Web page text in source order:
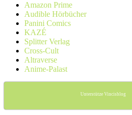
Amazon Prime
Audible Hörbücher
Panini Comics
KAZÉ
Splitter Verlag
Cross-Cult
Altraverse
Anime-Palast
Unterstütze Vincisblog